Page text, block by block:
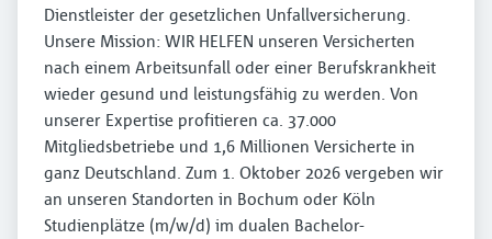
Dienstleister der gesetzlichen Unfallversicherung.
Unsere Mission: WIR HELFEN unseren Versicherten
nach einem Arbeitsunfall oder einer Berufskrankheit
wieder gesund und leistungsfähig zu werden. Von
unserer Expertise profitieren ca. 37.000
Mitgliedsbetriebe und 1,6 Millionen Versicherte in
ganz Deutschland. Zum 1. Oktober 2026 vergeben wir
an unseren Standorten in Bochum oder Köln
Studienplätze (m/w/d) im dualen Bachelor-